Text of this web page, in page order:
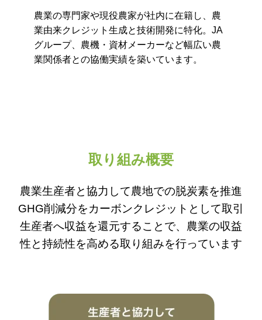
農業の専門家や現役農家が社内に在籍し、農
業由来クレジット生成と技術開発に特化。JA
グループ、農機・資材メーカーなど幅広い農
業関係者との協働実績を築いています。
取り組み概要
農業生産者と協力して農地での脱炭素を推進
GHG削減分をカーボンクレジットとして取引
生産者へ収益を還元することで、 農業の収益
性と持続性を高める取り組みを行っています